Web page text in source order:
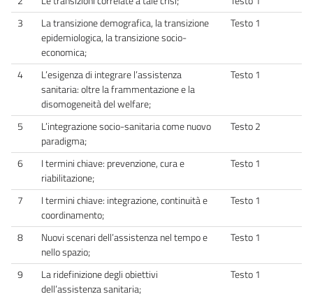
3
La transizione demografica, la transizione
epidemiologica, la transizione socio-
economica;
Testo 1
4
L’esigenza di integrare l’assistenza
sanitaria: oltre la frammentazione e la
disomogeneità del welfare;
Testo 1
5
L’integrazione socio-sanitaria come nuovo
paradigma;
Testo 2
6
I termini chiave: prevenzione, cura e
riabilitazione;
Testo 1
7
I termini chiave: integrazione, continuità e
coordinamento;
Testo 1
8
Nuovi scenari dell’assistenza nel tempo e
nello spazio;
Testo 1
9
La ridefinizione degli obiettivi
dell’assistenza sanitaria;
Testo 1